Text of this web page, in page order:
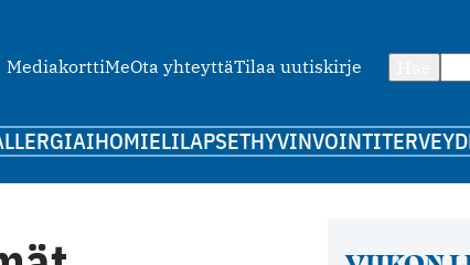
MediakorttiMeOta yhteyttäTilaa uutiskirje
IHOMIELILAPSETHYVINVOINTI